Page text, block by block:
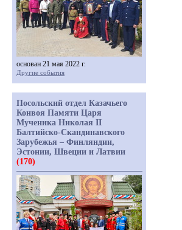
основан 21 мая 2022 г.
Другие события
Посольский отдел Казачьего
Конвоя Памяти Царя
Мученика Николая II
Балтийско-Скандинавского
Зарубежья – Финляндии,
Эстонии, Швеции и Латвии
(170)